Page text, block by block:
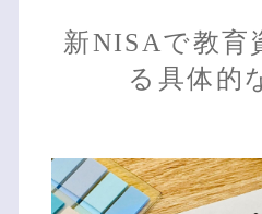
新NISAで教育
る具体的